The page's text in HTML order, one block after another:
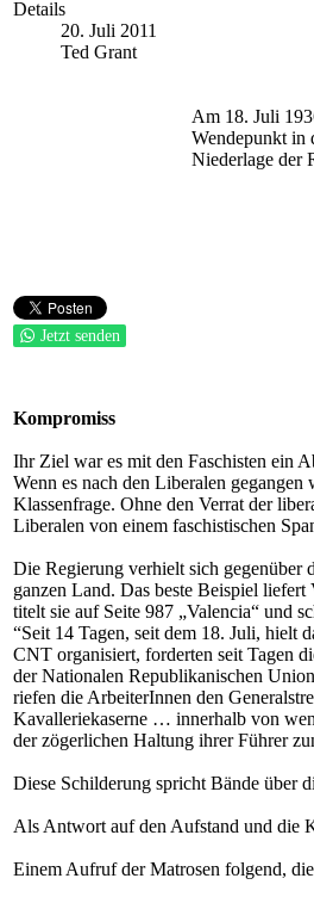
Details
20. Juli 2011
Ted Grant
Am 18. Juli
Wendepunkt in
Niederlage der
Jetzt senden
Kompromiss
Ihr Ziel war es mit den Faschisten ein
Wenn es nach den Liberalen
Klassenfrage. Ohne den Verrat der
Liberalen von einem faschistischen
Die Regierung verhielt sich gegenüber
ganzen Land. Das beste Beispiel
titelt sie auf Seite 987 „Valencia“ und
“Seit 14 Tagen, seit dem 18. Juli, hielt
CNT organisiert, forderten seit Tagen
der Nationalen Republikanischen
riefen die ArbeiterInnen den
Kavalleriekaserne … innerhalb von
der zögerlichen Haltung ihrer Führer
Diese Schilderung spricht Bände über
Als Antwort auf den Aufstand und die
Einem Aufruf der Matrosen folgend,